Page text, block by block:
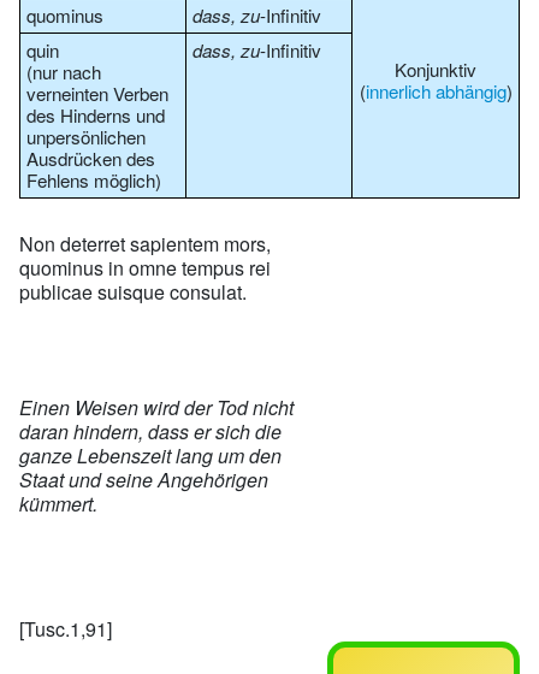
Konjunktiv
(innerlich abhängig)
quominus dass, zu-Infinitiv
quin
(nur nach
verneinten Verben
des Hinderns und
unpersönlichen
Ausdrücken des
Fehlens möglich)
dass, zu-Infinitiv
Non deterret sapientem mors,
quominus in omne tempus rei
publicae suisque consulat.
Einen Weisen wird der Tod nicht
daran hindern, dass er sich die
ganze Lebenszeit lang um den
Staat und seine Angehörigen
kümmert.
[Tusc.1,91]